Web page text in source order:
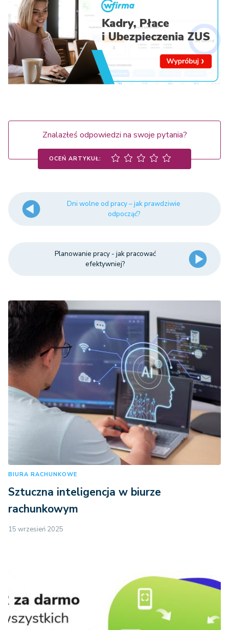
Znalazłeś odpowiedzi na swoje pytania?
OCEŃ ARTYKUŁ:
Dni wolne od pracy – jak prawdziwie
odpocząć?
Planowanie pracy - jak pracować
efektywniej?
BIURA RACHUNKOWE
Sztuczna inteligencja w biurze
rachunkowym
15 wrzesień 2025